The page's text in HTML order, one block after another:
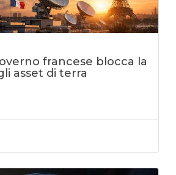
francese blocca la
asset di terra